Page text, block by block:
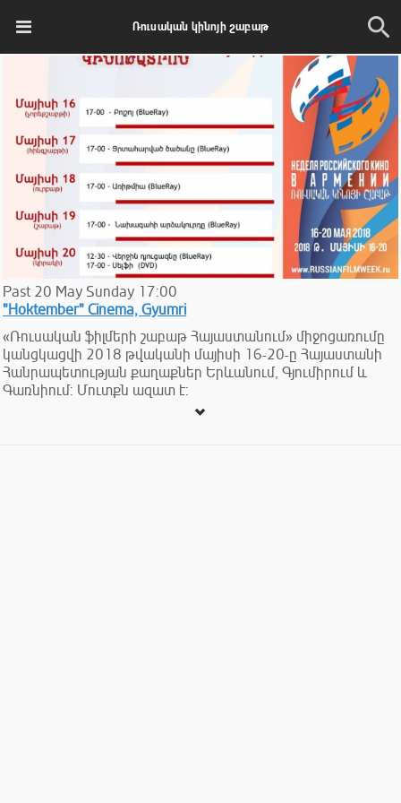
Ռուսական կինոյի շաբաթ
Past 20 May Sunday 17:00
"Hoktember" Cinema, Gyumri
«Ռուսական ֆիլմերի շաբաթ Հայաստանում» միջոցառումը
կանցկացվի 2018 թվականի մայիսի 16-20-ը Հայաստանի
Հանրապետության քաղաքներ Երևանում, Գյումիրում և
Գառնիում: Մուտքն ազատ է: